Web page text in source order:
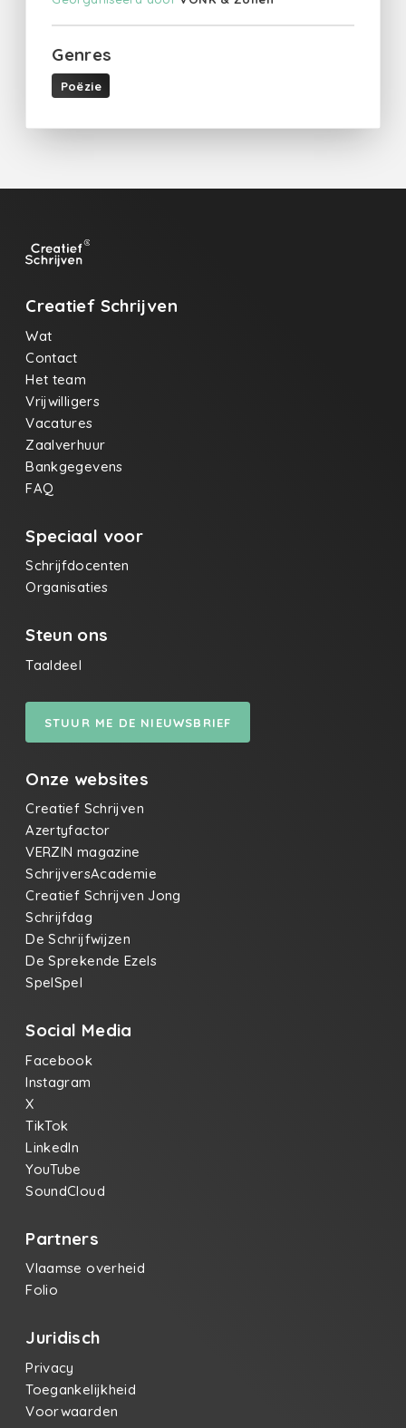
Genres
Poëzie
Creatief Schrijven
Wat
Contact
Het team
Vrijwilligers
Vacatures
Zaalverhuur
Bankgegevens
FAQ
Speciaal voor
Schrijfdocenten
Organisaties
Steun ons
Taaldeel
STUUR ME DE NIEUWSBRIEF
Onze websites
Creatief Schrijven
Azertyfactor
VERZIN magazine
SchrijversAcademie
Creatief Schrijven Jong
Schrijfdag
De Schrijfwijzen
De Sprekende Ezels
SpelSpel
Social Media
Facebook
Instagram
X
TikTok
LinkedIn
YouTube
SoundCloud
Partners
Vlaamse overheid
Folio
Juridisch
Privacy
Toegankelijkheid
Voorwaarden